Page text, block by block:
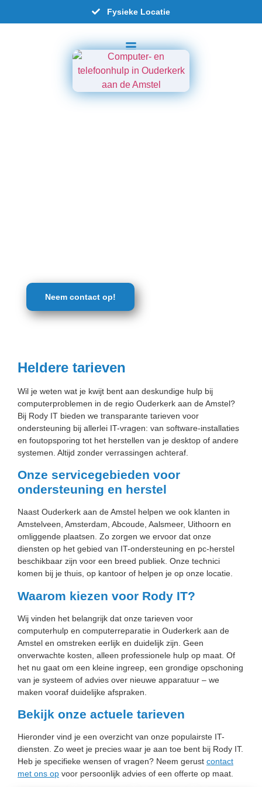
Fysieke Locatie
Mobiele
Telefoonreparatie
Computerhulp &
Neem contact op!
Heldere tarieven
Wil je weten wat je kwijt bent aan deskundige hulp bij
computerproblemen in de regio Ouderkerk aan de Amstel?
Bij Rody IT bieden we transparante tarieven voor
ondersteuning bij allerlei IT-vragen: van software-installaties
en foutopsporing tot het herstellen van je desktop of andere
systemen. Altijd zonder verrassingen achteraf.
Onze servicegebieden voor
ondersteuning en herstel
Naast Ouderkerk aan de Amstel helpen we ook klanten in
Amstelveen, Amsterdam, Abcoude, Aalsmeer, Uithoorn en
omliggende plaatsen. Zo zorgen we ervoor dat onze
diensten op het gebied van IT-ondersteuning en pc-herstel
beschikbaar zijn voor een breed publiek. Onze technici
komen bij je thuis, op kantoor of helpen je op onze locatie.
Waarom kiezen voor Rody IT?
Wij vinden het belangrijk dat onze tarieven voor
computerhulp en computerreparatie in Ouderkerk aan de
Amstel en omstreken eerlijk en duidelijk zijn. Geen
onverwachte kosten, alleen professionele hulp op maat. Of
het nu gaat om een kleine ingreep, een grondige opschoning
van je systeem of advies over nieuwe apparatuur – we
maken vooraf duidelijke afspraken.
Bekijk onze actuele tarieven
Hieronder vind je een overzicht van onze populairste IT-
diensten. Zo weet je precies waar je aan toe bent bij Rody IT.
Heb je specifieke wensen of vragen? Neem gerust contact
met ons op voor persoonlijk advies of een offerte op maat.